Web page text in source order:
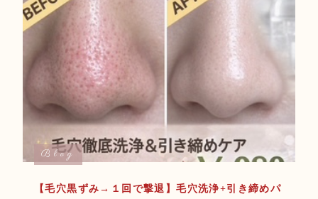
Blog
【毛穴黒ずみ→１回で撃退】毛穴洗浄+引き締めパ